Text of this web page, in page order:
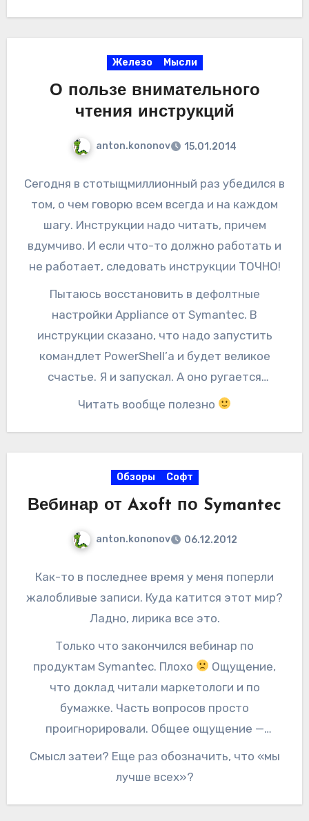
Железо Мысли
О пользе внимательного
чтения инструкций
anton.kononov 15.01.2014
Сегодня в стотыщмиллионный раз убедился в
том, о чем говорю всем всегда и на каждом
шагу. Инструкции надо читать, причем
вдумчиво. И если что-то должно работать и
не работает, следовать инструкции ТОЧНО!
Пытаюсь восстановить в дефолтные
настройки Appliance от Symantec. В
инструкции сказано, что надо запустить
командлет PowerShell’а и будет великое
счастье. Я и запускал. А оно ругается
красными буквами. Выяснилось, что
несколькими страницами ранее.
Читать вообще полезно
Обзоры Софт
Вебинар от Axoft по Symantec
anton.kononov 06.12.2012
Как-то в последнее время у меня поперли
жалобливые записи. Куда катится этот мир?
Ладно, лирика все это.
Только что закончился вебинар по
продуктам Symantec. Плохо
Ощущение,
что доклад читали маркетологи и по
бумажке. Часть вопросов просто
проигнорировали. Общее ощущение —
«покупайте наших слонов». Про другие
(конкурирующие) продукты мы ничего не
Смысл затеи? Еще раз обозначить, что «мы
лучше всех»?